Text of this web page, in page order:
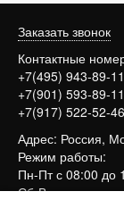
Заказать звонок
Контактные
+7(495) 943-89-11
+7(901) 593-89-11
+7(917) 522-52-46
Адрес: Россия,
Режим работы:
Пн-Пт с 08:00 до
Сб-Вс выходные